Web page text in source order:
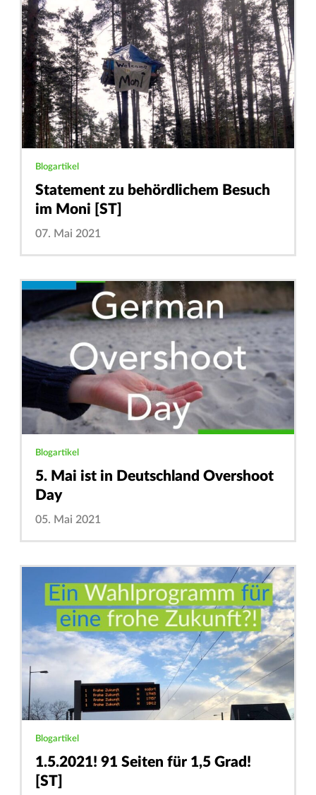
Blogartikel
Statement zu behördlichem Besuch
im Moni [ST]
07. Mai 2021
Blogartikel
5. Mai ist in Deutschland Overshoot
Day
05. Mai 2021
Blogartikel
1.5.2021! 91 Seiten für 1,5 Grad!
[ST]